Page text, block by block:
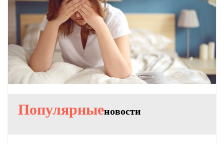
Популярныеновости